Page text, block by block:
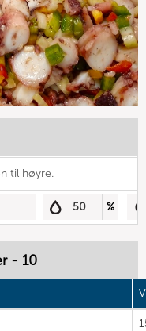
til høyre.
50 %
- 10